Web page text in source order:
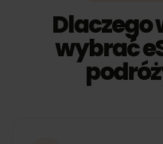
Dlaczego
wybrać